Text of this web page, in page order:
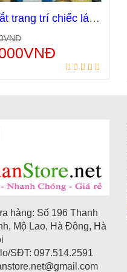
vào giỏ hàng
Gương sắt trang trí chiếc lá vàng GS16
VNĐ
VNĐ
hàng: Số 196 Thanh
Mộ Lao, Hà Đông, Hà
SĐT: 097.514.2591